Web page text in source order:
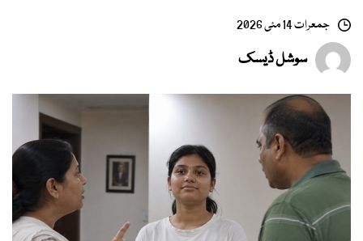
جمعرات 14 مئی 2026
سوشل ڈیسک